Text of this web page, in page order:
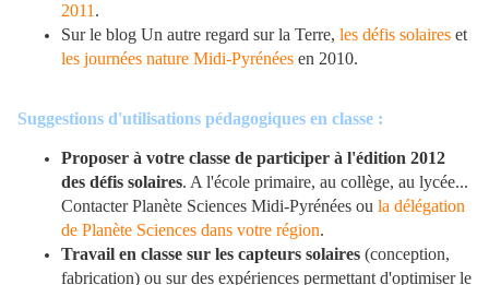
2011 .
Sur le blog Un autre regard sur la Terre, les défis solaires et
les journées nature Midi-Pyrénées en 2010.
Suggestions d'utilisations pédagogiques en classe :
Proposer à votre classe de participer à l'édition 2012
des défis solaires. A l'école primaire, au collège, au lycée...
Contacter Planète Sciences Midi-Pyrénées ou la délégation
de Planète Sciences dans votre région.
Travail en classe sur les capteurs solaires (conception,
fabrication) ou sur des expériences permettant d'optimiser le